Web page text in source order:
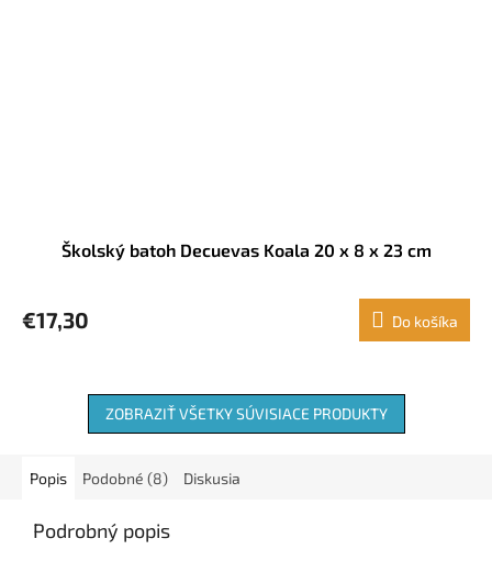
Školský batoh Decuevas Koala 20 x 8 x 23 cm
€17,30 Do košíka
ZOBRAZIŤ VŠETKY SÚVISIACE PRODUKTY
Popis Podobné (8) Diskusia
Podrobný popis